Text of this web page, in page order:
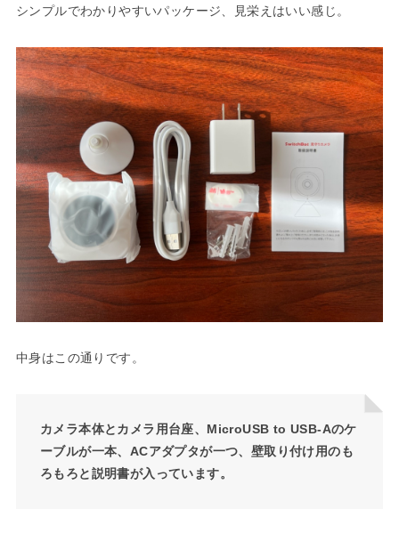
シンプルでわかりやすいパッケージ、見栄えはいい感じ。
中身はこの通りです。
カメラ本体とカメラ用台座、MicroUSB to USB-Aのケ
ーブルが一本、ACアダプタが一つ、壁取り付け用のも
ろもろと説明書が入っています。